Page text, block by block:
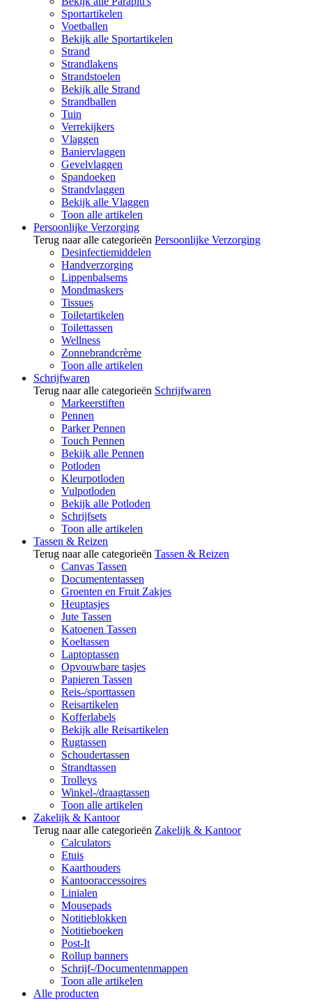
Sportartikelen
Voetballen
Bekijk alle Sportartikelen
Strand
Strandlakens
Strandstoelen
Bekijk alle Strand
Strandballen
Tuin
Verrekijkers
Vlaggen
Baniervlaggen
Gevelvlaggen
Spandoeken
Strandvlaggen
Bekijk alle Vlaggen
Toon alle artikelen
Persoonlijke Verzorging
Terug naar alle categorieën Persoonlijke Verzorging
Desinfectiemiddelen
Handverzorging
Lippenbalsems
Mondmaskers
Tissues
Toiletartikelen
Toilettassen
Wellness
Zonnebrandcrème
Toon alle artikelen
Schrijfwaren
Terug naar alle categorieën Schrijfwaren
Markeerstiften
Pennen
Parker Pennen
Touch Pennen
Bekijk alle Pennen
Potloden
Kleurpotloden
Vulpotloden
Bekijk alle Potloden
Schrijfsets
Toon alle artikelen
Tassen & Reizen
Terug naar alle categorieën Tassen & Reizen
Canvas Tassen
Documententassen
Groenten en Fruit Zakjes
Heuptasjes
Jute Tassen
Katoenen Tassen
Koeltassen
Laptoptassen
Opvouwbare tasjes
Papieren Tassen
Reis-/sporttassen
Reisartikelen
Kofferlabels
Bekijk alle Reisartikelen
Rugtassen
Schoudertassen
Strandtassen
Trolleys
Winkel-/draagtassen
Toon alle artikelen
Zakelijk & Kantoor
Terug naar alle categorieën Zakelijk & Kantoor
Calculators
Etuis
Kaarthouders
Kantooraccessoires
Linialen
Mousepads
Notitieblokken
Notitieboeken
Post-It
Rollup banners
Schrijf-/Documentenmappen
Toon alle artikelen
Alle producten